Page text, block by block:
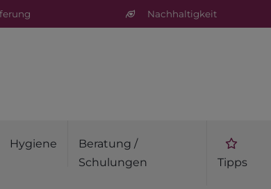
Nachhaltigkeit
Hygiene
Beratung /
Schulungen
Tipps